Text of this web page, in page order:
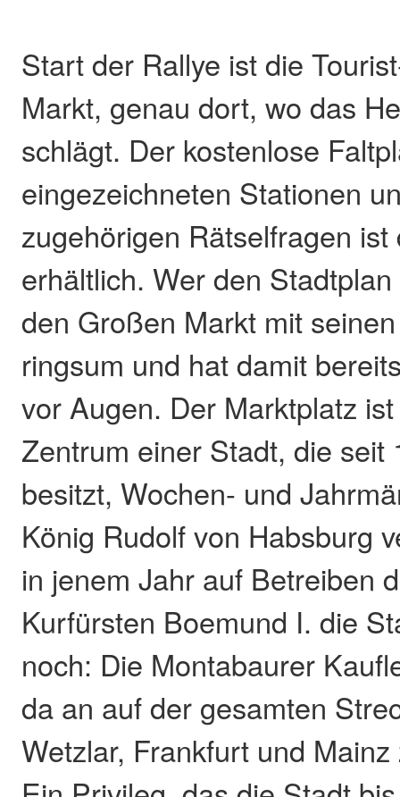
Start der Rallye ist die
Markt, genau dort, wo das
schlägt. Der kostenlose
eingezeichneten Stationen
zugehörigen Rätselfragen
erhältlich. Wer den
den Großen Markt mit
ringsum und hat damit
vor Augen. Der Marktplatz
Zentrum einer Stadt, die seit
besitzt, Wochen- und
König Rudolf von Habsburg
in jenem Jahr auf Betreiben
Kurfürsten Boemund I. die
noch: Die Montabaurer
da an auf der gesamten
Wetzlar, Frankfurt und